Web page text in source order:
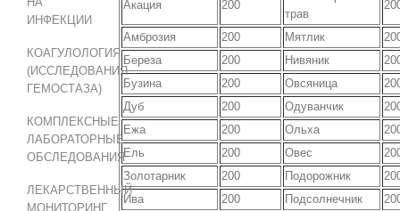
Акация 200
трав
Амброзия 200 Мятлик
Береза
200 Нивяник
Бузина
200 Овсяница
Дуб
200 Одуванчик
Ежа
200 Ольха
Ель
200 Овес
Золотарник
200 Подорожник
Ива
200 Подсолнечник
ИНФЕКЦИИ
КОАГУЛОЛОГИЯ
(ИССЛЕДОВАНИЯ
ГЕМОСТАЗА)
КОМПЛЕКСНЫЕ
ЛАБОРАТОРНЫЕ
ОБСЛЕДОВАНИЯ
ЛЕКАРСТВЕННЫЙ
МОНИТОРИНГ